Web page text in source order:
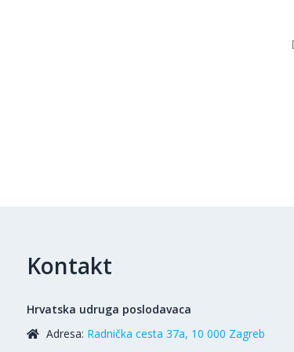
Kontakt
Hrvatska udruga poslodavaca
Adresa: Radnička cesta 37a, 10 000 Zagreb